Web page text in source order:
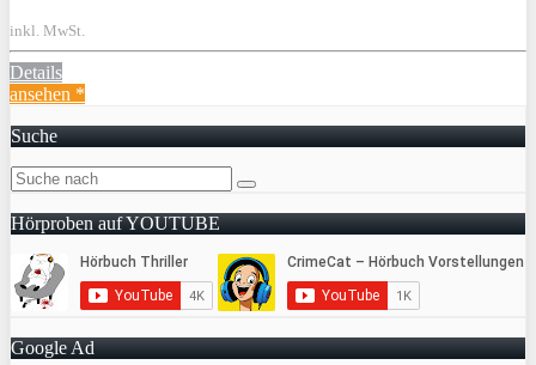
inkl. MwSt.
Details
ansehen *
Suche
Hörproben auf YOUTUBE
Google Ad